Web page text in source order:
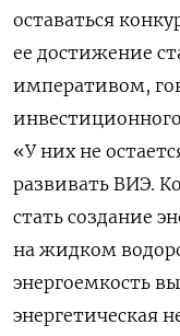
оставаться
ее достижение
императивом,
«У них не
развивать ВИЭ.
стать создание
на жидком
энергоемкость
энергетическая